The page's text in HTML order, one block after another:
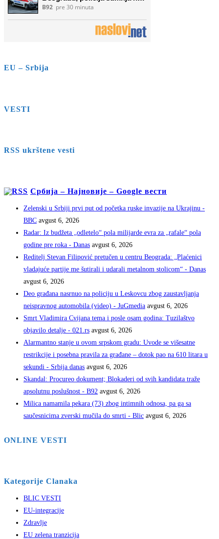
EU – Srbija
VESTI
RSS ukrštene vesti
Србија – Најновије – Google вести
Zelenski u Srbiji prvi put od početka ruske invazije na Ukrajinu -
BBC avgust 6, 2026
Radar: Iz budžeta „odletelo“ pola milijarde evra za „rafale“ pola
godine pre roka - Danas avgust 6, 2026
Reditelj Stevan Filipović pretučen u centru Beograda: „Plaćenici
vladajuće partije me šutirali i udarali metalnom stolicom“ - Danas
avgust 6, 2026
Deo građana nasrnuo na policiju u Leskovcu zbog zaustavljanja
neispravnog automobila (video) - JuGmedia avgust 6, 2026
Smrt Vladimira Cvijana tema i posle osam godina: Tuzilaštvo
objavilo detalje - 021.rs avgust 6, 2026
Alarmantno stanje u ovom srpskom gradu: Uvode se višesatne
restrikcije i posebna pravila za građane – dotok pao na 610 litara u
sekundi - Srbija danas avgust 6, 2026
Skandal: Procureo dokument; Blokaderi od svih kandidata traže
apsolutnu poslušnost - B92 avgust 6, 2026
Milica namamila pekara (73) zbog intimnih odnosa, pa ga sa
saučesnicima zverski mučila do smrti - Blic avgust 6, 2026
ONLINE VESTI
Kategorije Clanaka
BLIC VESTI
EU-integracije
Zdravlje
EU zelena tranzicija